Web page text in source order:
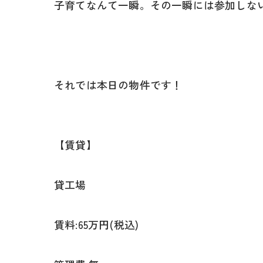
子育てなんて一瞬。その一瞬には参加しな
それでは本日の物件です！
【賃貸】
貸工場
賃料:65万円(税込)